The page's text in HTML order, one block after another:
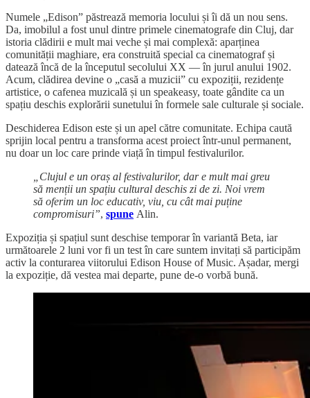
Numele „Edison” păstrează memoria locului și îi dă un nou sens.
Da, imobilul a fost unul dintre primele cinematografe din Cluj, dar
istoria clădirii e mult mai veche și mai complexă: aparținea
comunității maghiare, era construită special ca cinematograf și
datează încă de la începutul secolului XX — în jurul anului 1902.
Acum, clădirea devine o „casă a muzicii” cu expoziții, rezidențe
artistice, o cafenea muzicală și un speakeasy, toate gândite ca un
spațiu deschis explorării sunetului în formele sale culturale și sociale.
Deschiderea Edison este și un apel către comunitate. Echipa caută
sprijin local pentru a transforma acest proiect într-unul permanent,
nu doar un loc care prinde viață în timpul festivalurilor.
„Clujul e un oraș al festivalurilor, dar e mult mai greu
să menții un spațiu cultural deschis zi de zi. Noi vrem
să oferim un loc educativ, viu, cu cât mai puține
compromisuri”, spune Alin.
Expoziția și spațiul sunt deschise temporar în variantă Beta, iar
următoarele 2 luni vor fi un test în care suntem invitați să participăm
activ la conturarea viitorului Edison House of Music. Așadar, mergi
la expoziție, dă vestea mai departe, pune de-o vorbă bună.